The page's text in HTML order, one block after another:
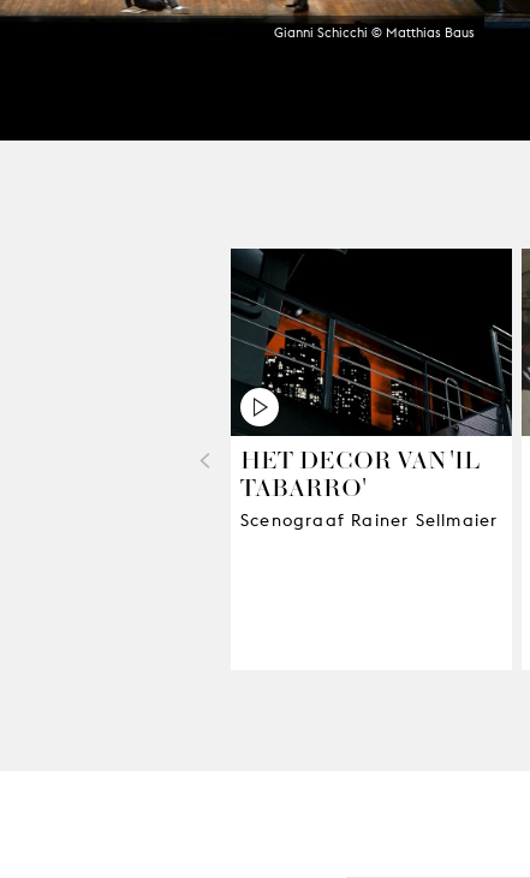
Gianni Schicchi © Matthias Baus
< HET DECOR VAN 'IL
TABARRO'
Scenograaf Rainer Sellmaier